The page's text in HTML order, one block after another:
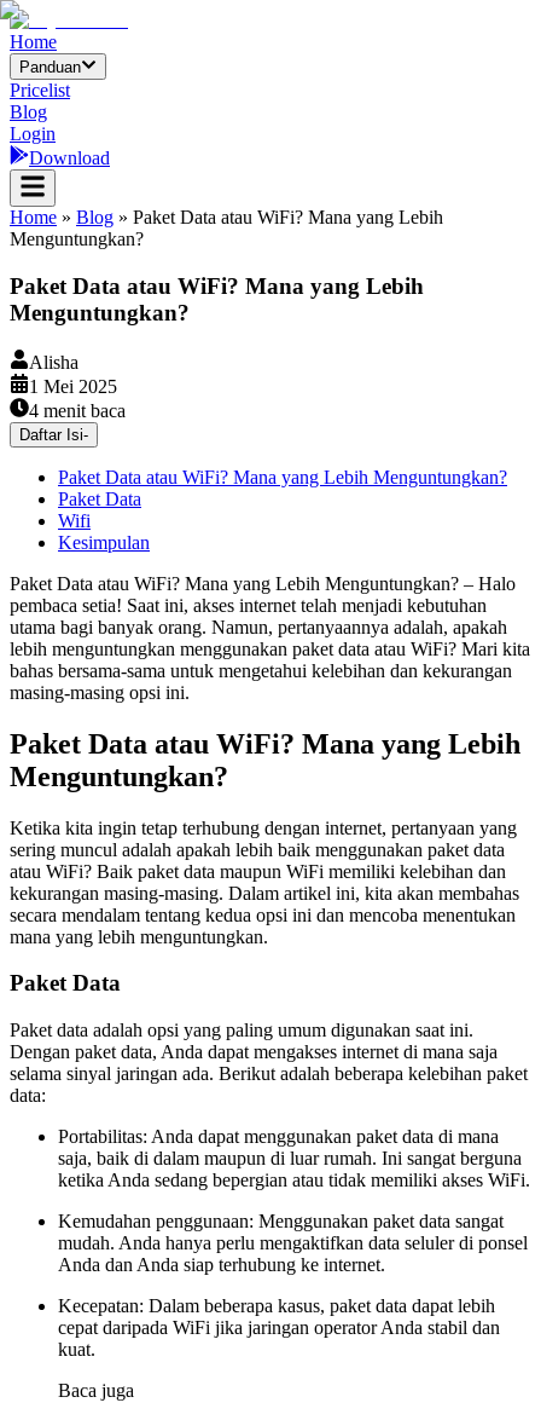
Home
Panduan
Pricelist
Blog
Login
Download
Home » Blog » Paket Data atau WiFi? Mana yang Lebih
Menguntungkan?
Paket Data atau WiFi? Mana yang Lebih
Menguntungkan?
Alisha
1 Mei 2025
4 menit baca
Daftar Isi-
Paket Data atau WiFi? Mana yang Lebih Menguntungkan?
Paket Data
Wifi
Kesimpulan
Paket Data atau WiFi? Mana yang Lebih Menguntungkan? – Halo
pembaca setia! Saat ini, akses internet telah menjadi kebutuhan
utama bagi banyak orang. Namun, pertanyaannya adalah, apakah
lebih menguntungkan menggunakan paket data atau WiFi? Mari kita
bahas bersama-sama untuk mengetahui kelebihan dan kekurangan
masing-masing opsi ini.
Paket Data atau WiFi? Mana yang Lebih
Menguntungkan?
Ketika kita ingin tetap terhubung dengan internet, pertanyaan yang
sering muncul adalah apakah lebih baik menggunakan paket data
atau WiFi? Baik paket data maupun WiFi memiliki kelebihan dan
kekurangan masing-masing. Dalam artikel ini, kita akan membahas
secara mendalam tentang kedua opsi ini dan mencoba menentukan
mana yang lebih menguntungkan.
Paket Data
Paket data adalah opsi yang paling umum digunakan saat ini.
Dengan paket data, Anda dapat mengakses internet di mana saja
selama sinyal jaringan ada. Berikut adalah beberapa kelebihan paket
data:
Portabilitas: Anda dapat menggunakan paket data di mana
saja, baik di dalam maupun di luar rumah. Ini sangat berguna
ketika Anda sedang bepergian atau tidak memiliki akses WiFi.
Kemudahan penggunaan: Menggunakan paket data sangat
mudah. Anda hanya perlu mengaktifkan data seluler di ponsel
Anda dan Anda siap terhubung ke internet.
Kecepatan: Dalam beberapa kasus, paket data dapat lebih
cepat daripada WiFi jika jaringan operator Anda stabil dan
kuat.
Baca juga